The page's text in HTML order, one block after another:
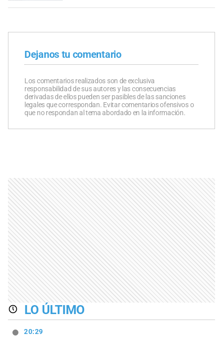
Dejanos tu comentario
Los comentarios realizados son de exclusiva
responsabilidad de sus autores y las consecuencias
derivadas de ellos pueden ser pasibles de las sanciones
legales que correspondan. Evitar comentarios ofensivos o
que no respondan al tema abordado en la información.
LO ÚLTIMO
20:29